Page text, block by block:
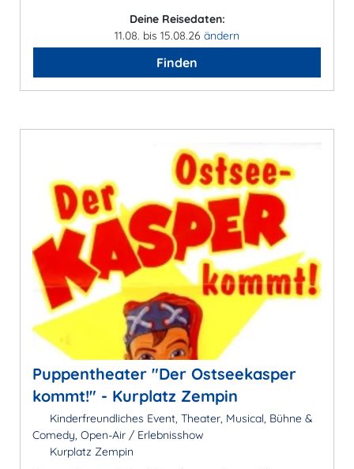
Deine Reisedaten:
11.08. bis 15.08.26 ändern
Finden
Puppentheater "Der Ostseekasper
kommt!" - Kurplatz Zempin
Kinderfreundliches Event, Theater, Musical, Bühne &
Comedy, Open-Air / Erlebnisshow
Kurplatz Zempin